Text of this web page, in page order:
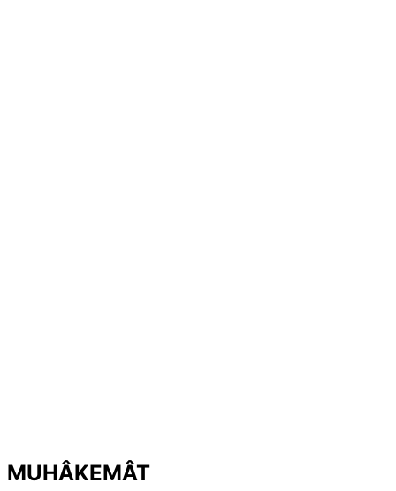
MUHÂKEMÂT